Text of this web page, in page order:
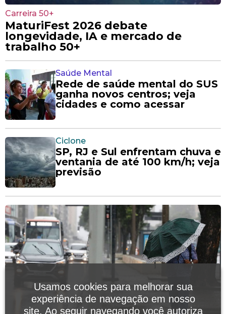
Carreira 50+
MaturiFest 2026 debate
longevidade, IA e mercado de
trabalho 50+
Saúde Mental
Rede de saúde mental do SUS
ganha novos centros; veja
cidades e como acessar
Ciclone
SP, RJ e Sul enfrentam chuva e
ventania de até 100 km/h; veja
previsão
Usamos cookies para melhorar sua
experiência de navegação em nosso
site. Ao seguir navegando você autoriza